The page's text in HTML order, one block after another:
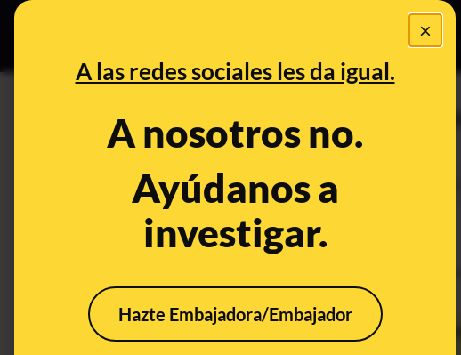
×
A las redes sociales les da igual.
A nosotros no.
Ayúdanos a
investigar.
Hazte Embajadora/Embajador
Especial Ceuta•
PREBUNKING
¿En 2013 la UNESCO
europeo estaba en León?
This content has NOT yet been verified. It
What's being said:
«En 2013 la UNESCO reconoció que el